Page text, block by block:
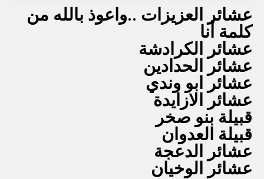
عشائر العزيزات ..واعوذ بالله من
كلمة أنا
عشائر الكرادشة
عشائر الحدادين
عشائر ابو وندي
عشائر الازايدة
قبيلة بنو صخر
قبيلة العدوان
عشائر الدعجة
عشائر الوخيان